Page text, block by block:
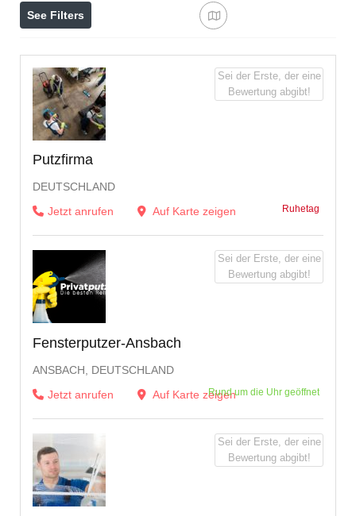
See Filters
Putzfirma
DEUTSCHLAND
Jetzt anrufen
Auf Karte zeigen Ruhetag
Sei der Erste, der eine
Bewertung abgibt!
Fensterputzer-Ansbach
ANSBACH, DEUTSCHLAND
Jetzt anrufen
Auf Karte zeigenRund um die Uhr geöffnet
Sei der Erste, der eine
Bewertung abgibt!
Sei der Erste, der eine
Bewertung abgibt!